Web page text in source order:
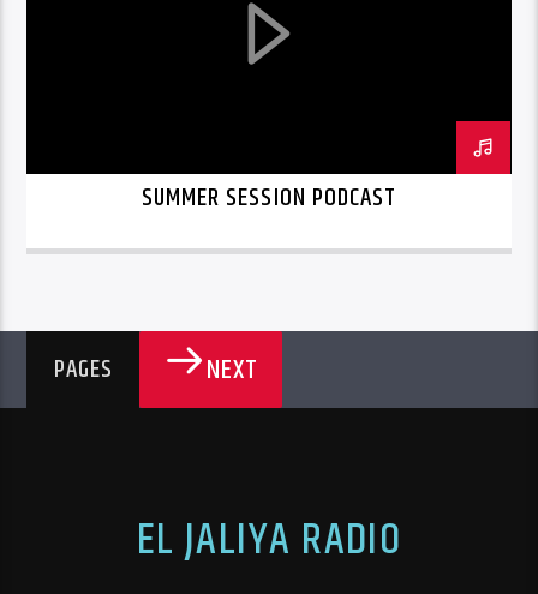
SUMMER SESSION PODCAST
PAGES NEXT
EL JALIYA RADIO